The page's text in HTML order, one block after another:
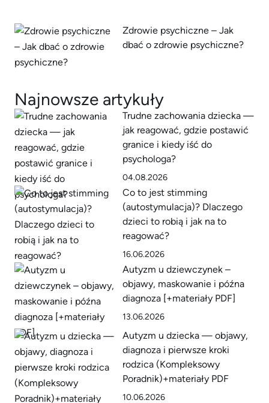
Zdrowie psychiczne – Jak
dbać o zdrowie psychiczne?
Najnowsze artykuły
Trudne zachowania dziecka —
jak reagować, gdzie postawić
granice i kiedy iść do
psychologa?
04.08.2026
Co to jest stimming
(autostymulacja)? Dlaczego
dzieci to robią i jak na to
reagować?
16.06.2026
Autyzm u dziewczynek –
objawy, maskowanie i późna
diagnoza [+materiały PDF]
13.06.2026
Autyzm u dziecka — objawy,
diagnoza i pierwsze kroki
rodzica (Kompleksowy
Poradnik)+materiały PDF
10.06.2026